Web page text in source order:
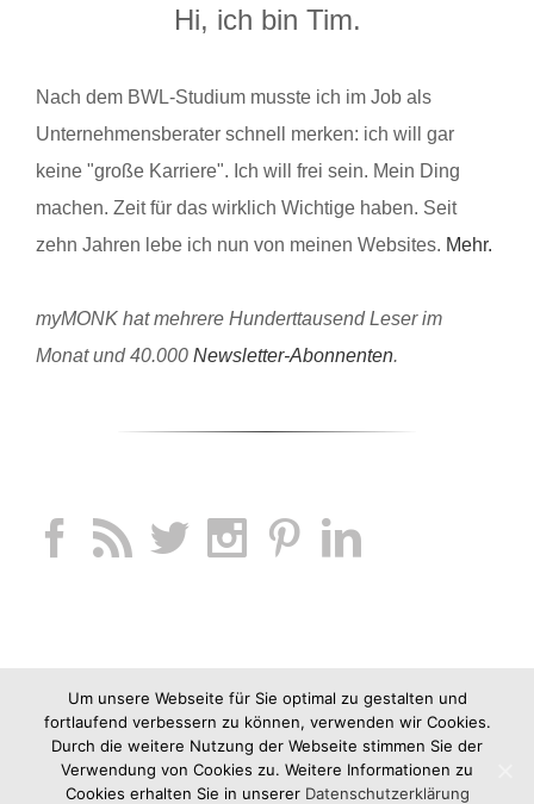
Hi, ich bin Tim.
Nach dem BWL-Studium musste ich im Job als
Unternehmensberater schnell merken: ich will gar
keine "große Karriere". Ich will frei sein. Mein Ding
machen. Zeit für das wirklich Wichtige haben. Seit
zehn Jahren lebe ich nun von meinen Websites. Mehr.
myMONK hat mehrere Hunderttausend Leser im
Monat und 40.000 Newsletter-Abonnenten.
Um unsere Webseite für Sie optimal zu gestalten und
fortlaufend verbessern zu können, verwenden wir Cookies.
Durch die weitere Nutzung der Webseite stimmen Sie der
Verwendung von Cookies zu. Weitere Informationen zu
Cookies erhalten Sie in unserer Datenschutzerklärung